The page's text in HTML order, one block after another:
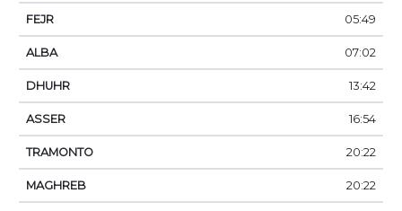
05:49
07:02
13:42
16:54
20:22
20:22